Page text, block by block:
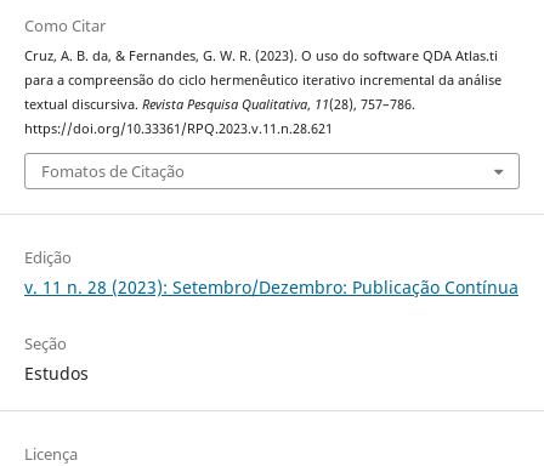
Como Citar
Cruz, A. B. da, & Fernandes, G. W. R. (2023). O uso do software QDA Atlas.ti
para a compreensão do ciclo hermenêutico iterativo incremental da análise
textual discursiva. Revista Pesquisa Qualitativa, 11(28), 757–786.
https://doi.org/10.33361/RPQ.2023.v.11.n.28.621
Fomatos de Citação
Edição
v. 11 n. 28 (2023): Setembro/Dezembro: Publicação Contínua
Seção
Estudos
Licença